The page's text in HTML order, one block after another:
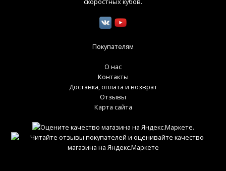
Покупателям
О нас
Контакты
Доставка, оплата и возврат
Отзывы
Карта сайта